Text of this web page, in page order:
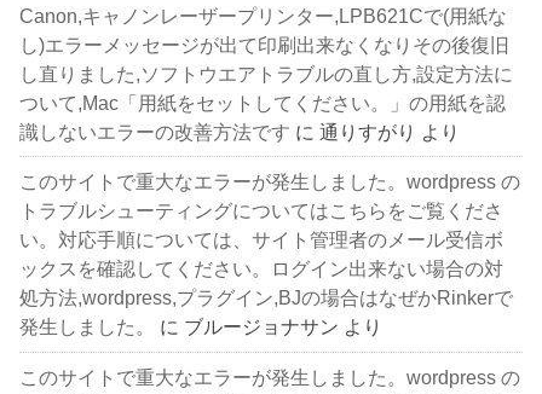
Canon,キャノンレーザープリンター,LPB621Cで(用紙な
し)エラーメッセージが出て印刷出来なくなりその後復旧
し直りました,ソフトウエアトラブルの直し方,設定方法に
ついて,Mac「用紙をセットしてください。」の用紙を認
識しないエラーの改善方法です に通りすがり より
このサイトで重大なエラーが発生しました。wordpress の
トラブルシューティングについてはこちらをご覧くださ
い。対応手順については、サイト管理者のメール受信ボ
ックスを確認してください。ログイン出来ない場合の対
処方法,wordpress,プラグイン,BJの場合はなぜかRinkerで
発生しました。
に ブルージョナサン より
このサイトで重大なエラーが発生しました。wordpress の